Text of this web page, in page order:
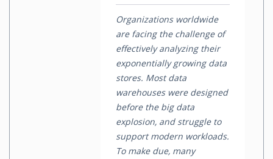
Organizations worldwide
are facing the challenge of
effectively analyzing their
exponentially growing data
stores. Most data
warehouses were designed
before the big data
explosion, and struggle to
support modern workloads.
To make due, many